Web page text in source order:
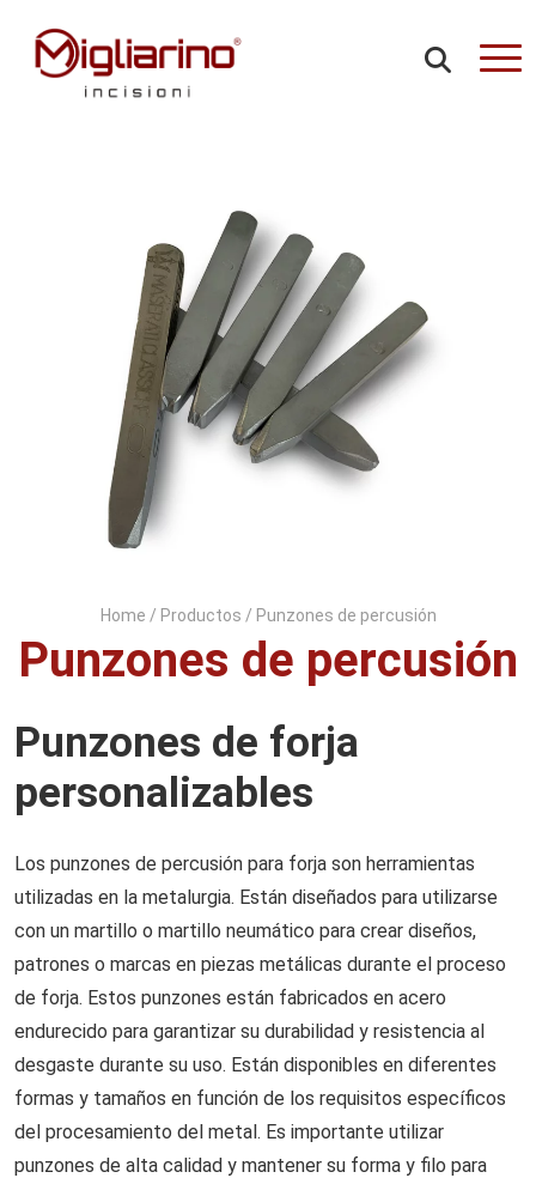
Home / Productos / Punzones de percusión
Punzones de percusión
Punzones de forja
personalizables
Los punzones de percusión para forja son herramientas
utilizadas en la metalurgia. Están diseñados para utilizarse
con un martillo o martillo neumático para crear diseños,
patrones o marcas en piezas metálicas durante el proceso
de forja. Estos punzones están fabricados en acero
endurecido para garantizar su durabilidad y resistencia al
desgaste durante su uso. Están disponibles en diferentes
formas y tamaños en función de los requisitos específicos
del procesamiento del metal. Es importante utilizar
punzones de alta calidad y mantener su forma y filo para